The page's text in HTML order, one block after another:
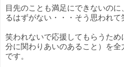
目先のことも満足にできないの
るはずがない・・・そう思われて
笑われないで応援してもらうため
分に関わりあいのあること）を全
です。